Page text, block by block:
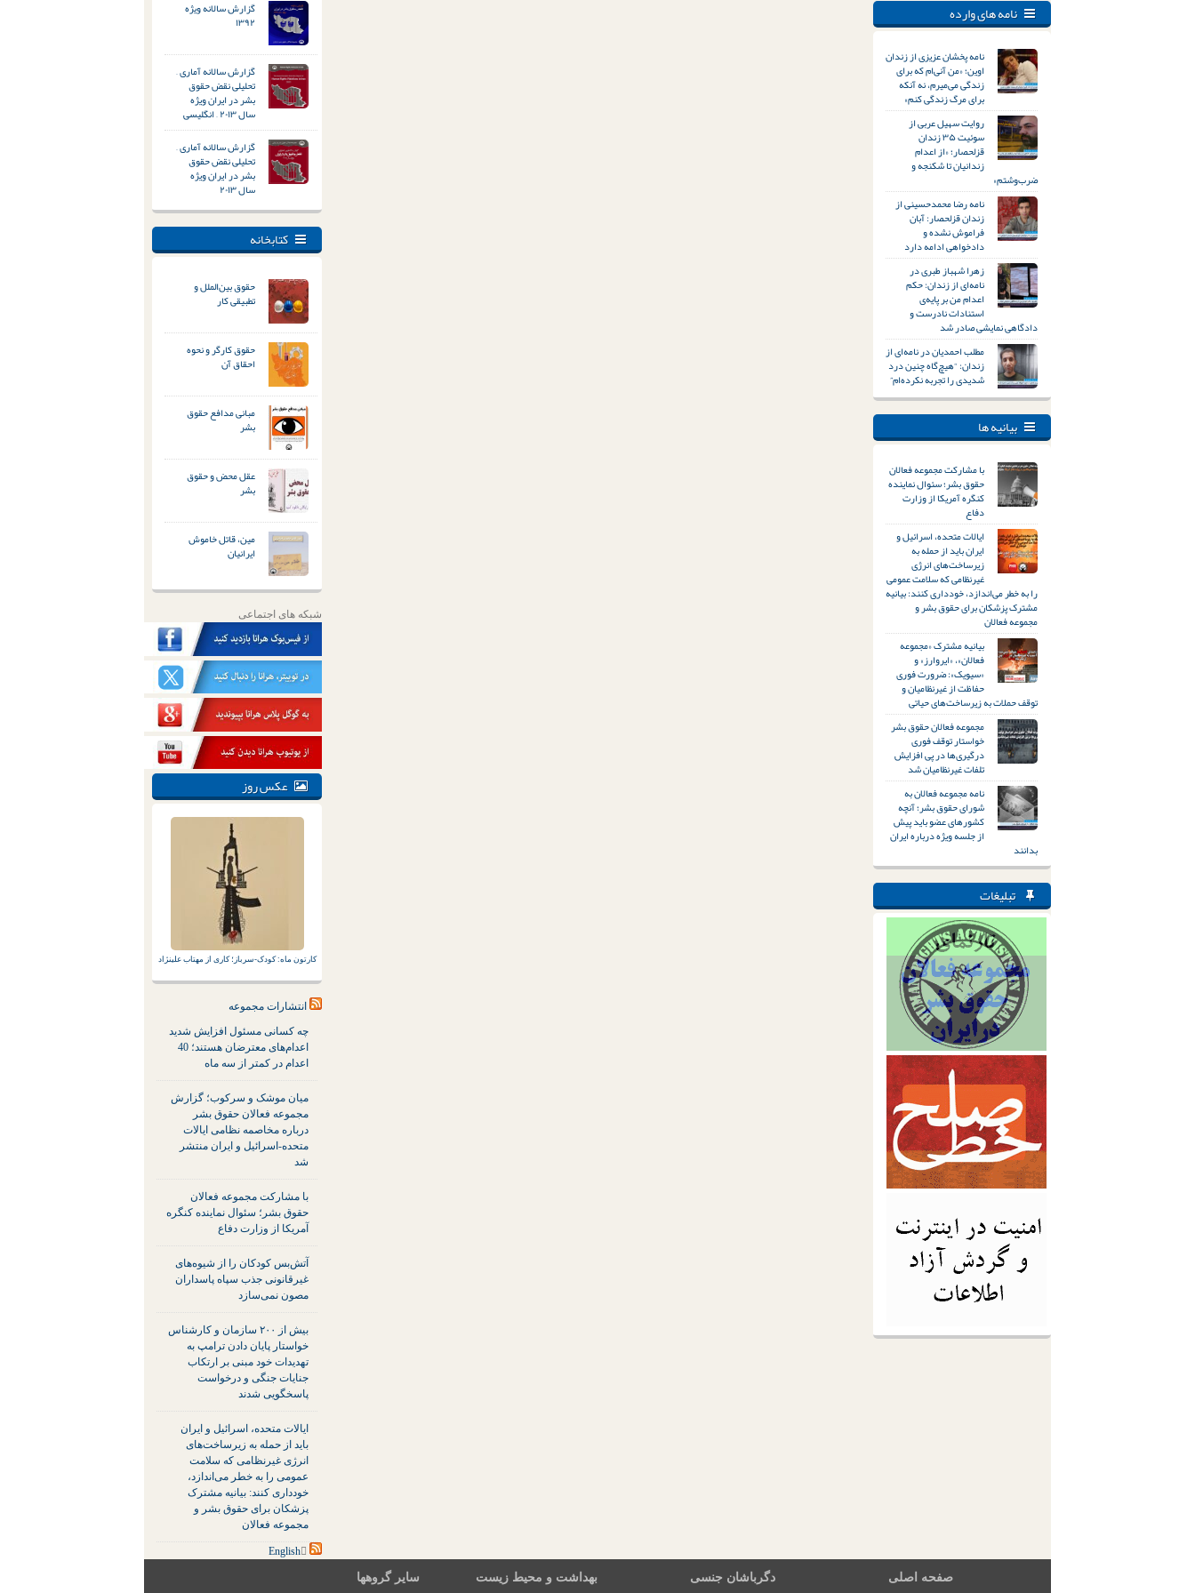
گزارش سالانه ویژه
۱۳۹۲
گزارش سالانه آماری –
تحلیلی نقض حقوق
بشر در ایران ویژه
سال ۲۰۱۳ – انگلیسی
گزارش سالانه آماری –
تحلیلی نقض حقوق
بشر در ایران ویژه
سال ۲۰۱۳
کتابخانه
حقوق بین‌الملل و
تطبیقی کار
حقوق کارگر و نحوه
احقاق آن
مبانی مدافع حقوق
بشر
عقل محض و حقوق
بشر
مین، قاتل خاموش
ایرانیان
شبکه های اجتماعی
عکس روز
کارتون ماه: کودک-سرباز؛ کاری از مهتاب علینژاد
انتشارات مجموعه
چه کسانی مسئول افزایش شدید
اعدام‌های معترضان هستند؛ 40
اعدام در کمتر از سه ماه
میان موشک و سرکوب؛ گزارش
مجموعه فعالان حقوق بشر
درباره مخاصمه نظامی ایالات
متحده-اسرائیل و ایران منتشر
شد
با مشارکت مجموعه فعالان
حقوق بشر؛ سئوال نماینده کنگره
آمریکا از وزارت دفاع
آتش‌بس کودکان را از شیوه‌های
غیرقانونی جذب سپاه پاسداران
مصون نمی‌سازد
بیش از ۲۰۰ سازمان و کارشناس
خواستار پایان دادن ترامپ به
تهدیدات خود مبنی بر ارتکاب
جنایات جنگی و درخواست
پاسخگویی شدند
ایالات متحده، اسرائیل و ایران
باید از حمله به زیرساخت‌های
انرژی غیرنظامی که سلامت
عمومی را به خطر می‌اندازد،
خودداری کنند: بیانیه مشترک
پزشکان برای حقوق بشر و
مجموعه فعالان
نامه های وارده
نامه پخشان عزیزی از زندان
اوین؛ «من آنی‌ام که برای
زندگی می‌میرم، نه آنکه
برای مرگ زندگی کنم»
روایت سهیل عربی از
سوئیت ۳۵ زندان
قزلحصار؛ «از اعدام
زندانیان تا شکنجه و
ضرب‌وشتم»
نامه رضا محمدحسینی از
زندان قزلحصار: آبان
فراموش نشده و
دادخواهی ادامه دارد
زهرا شهباز طبری در
نامه‌ای از زندان: حکم
اعدام من بر پایه‌ی
استنادات نادرست و
دادگاهی نمایشی صادر شد
مطلب احمدیان در نامه‌ای از
زندان: “هیچ‌گاه چنین درد
شدیدی را تجربه نکرده‌ام”
بیانیه ها
با مشارکت مجموعه فعالان
حقوق بشر؛ سئوال نماینده
کنگره آمریکا از وزارت
دفاع
ایالات متحده، اسرائیل و
ایران باید از حمله به
زیرساخت‌های انرژی
غیرنظامی که سلامت عمومی
را به خطر می‌اندازد، خودداری کنند: بیانیه
مشترک پزشکان برای حقوق بشر و
مجموعه فعالان
بیانیه مشترک «مجموعه
فعالان»، «ایروارز» و
«سیویک»: ضرورت فوری
حفاظت از غیرنظامیان و
توقف حملات به زیرساخت‌های حیاتی
مجموعه فعالان حقوق بشر
خواستار توقف فوری
درگیری‌ها در پی افزایش
تلفات غیرنظامیان شد
نامه مجموعه فعالان به
شورای حقوق بشر؛ آنچه
کشورهای عضو باید پیش
از جلسه ویژه درباره ایران
بدانند
تبلیغات
صفحه اصلی دگرباشان جنسی بهداشت و محیط زیست سایر گروهها